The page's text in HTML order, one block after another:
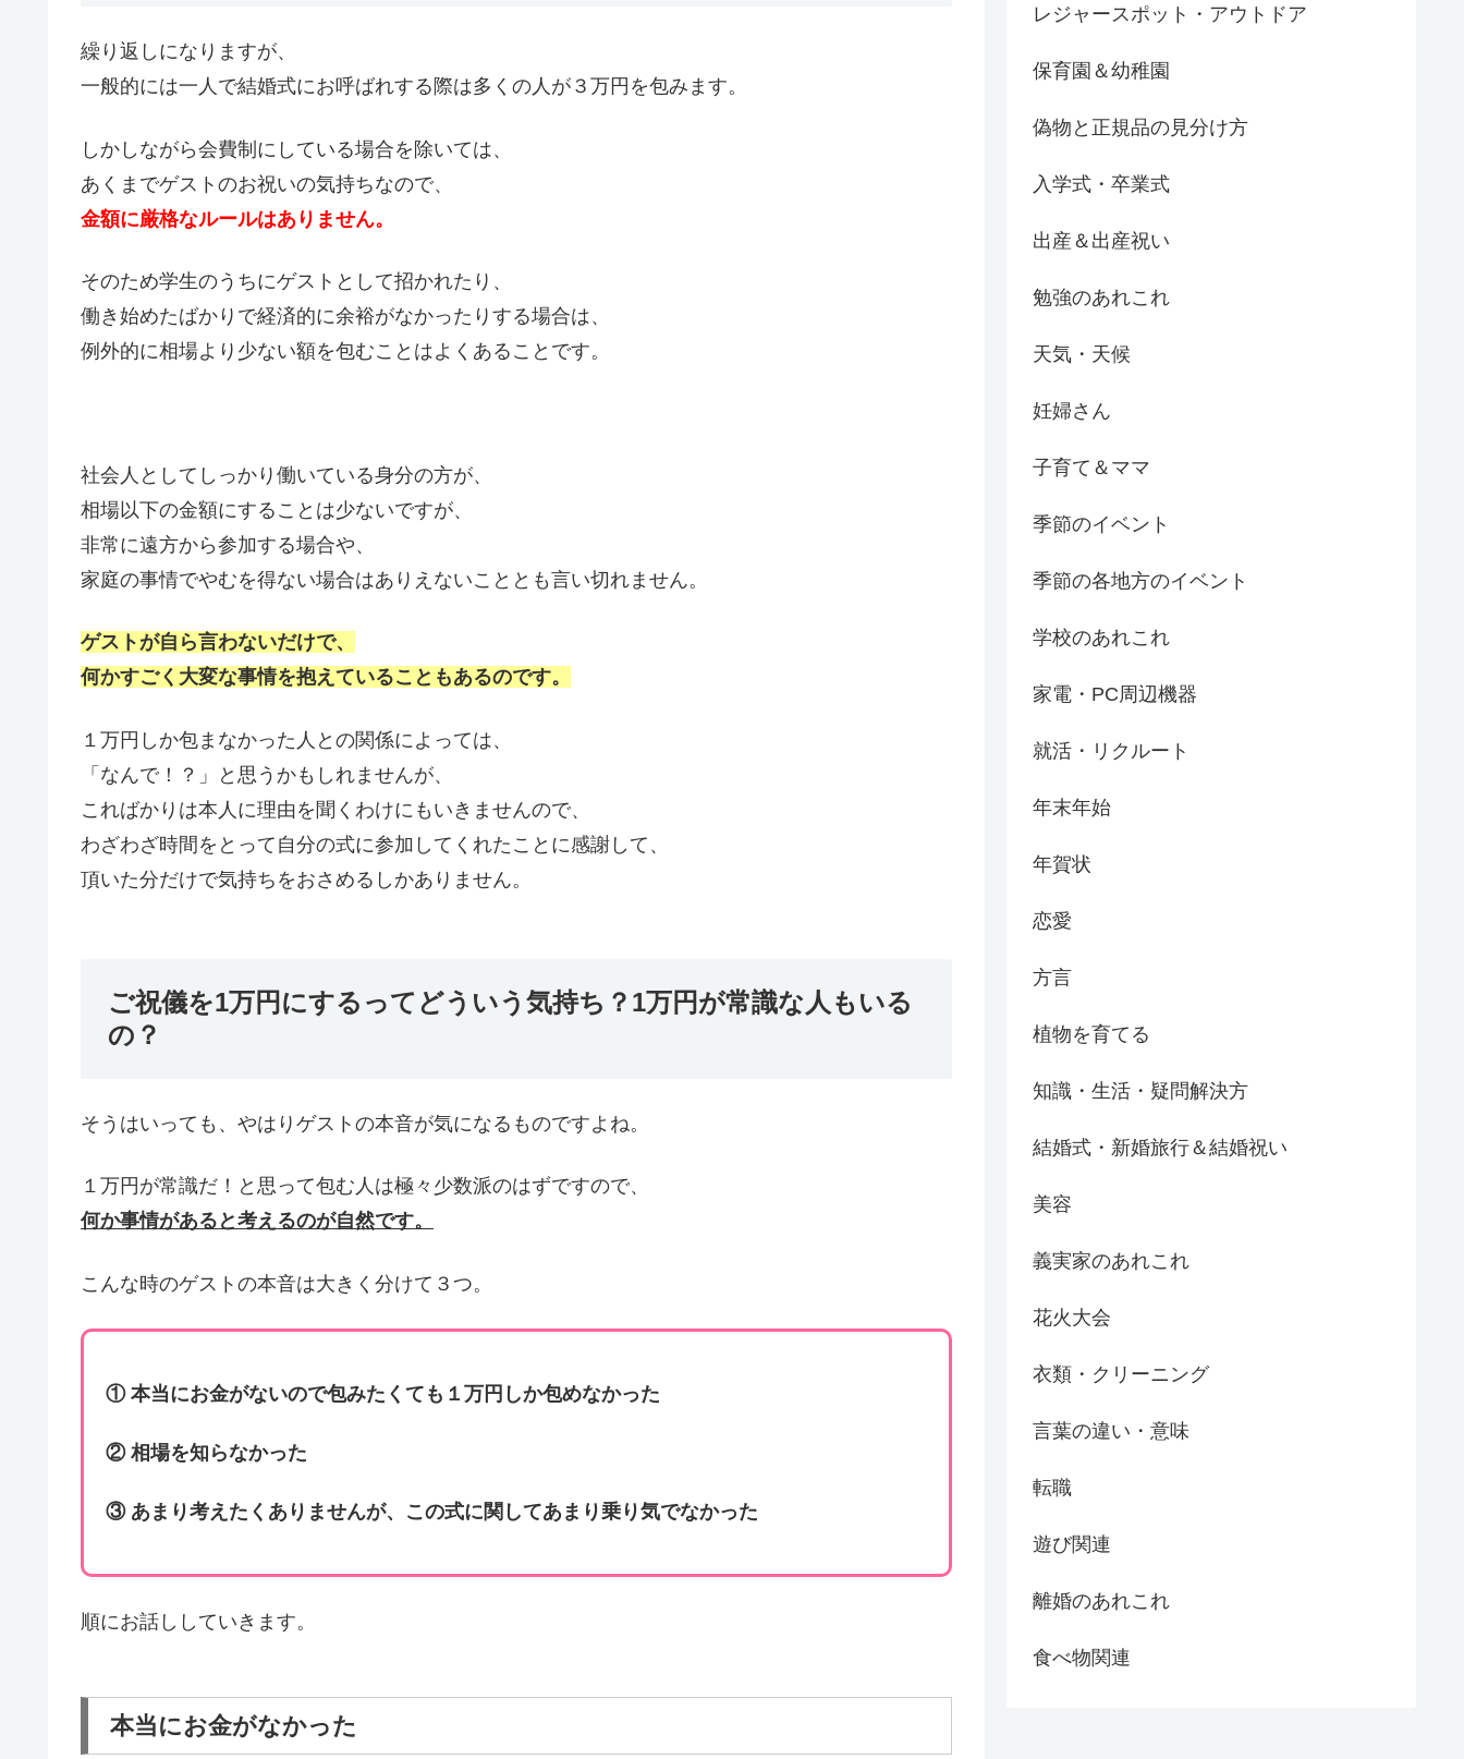
繰り返しになりますが、
一般的には一人で結婚式にお呼ばれする際は多くの人が３万円を包みます。
しかしながら会費制にしている場合を除いては、
あくまでゲストのお祝いの気持ちなので、
金額に厳格なルールはありません。
そのため学生のうちにゲストとして招かれたり、
働き始めたばかりで経済的に余裕がなかったりする場合は、
例外的に相場より少ない額を包むことはよくあることです。
社会人としてしっかり働いている身分の方が、
相場以下の金額にすることは少ないですが、
非常に遠方から参加する場合や、
家庭の事情でやむを得ない場合はありえないこととも言い切れません。
ゲストが自ら言わないだけで、
何かすごく大変な事情を抱えていることもあるのです。
１万円しか包まなかった人との関係によっては、
「なんで！？」と思うかもしれませんが、
こればかりは本人に理由を聞くわけにもいきませんので、
わざわざ時間をとって自分の式に参加してくれたことに感謝して、
頂いた分だけで気持ちをおさめるしかありません。
ご祝儀を1万円にするってどういう気持ち？1万円が常識な人もいる
の？
そうはいっても、やはりゲストの本音が気になるものですよね。
１万円が常識だ！と思って包む人は極々少数派のはずですので、
何か事情があると考えるのが自然です。
こんな時のゲストの本音は大きく分けて３つ。
① 本当にお金がないので包みたくても１万円しか包めなかった
② 相場を知らなかった
③ あまり考えたくありませんが、この式に関してあまり乗り気でなかった
順にお話ししていきます。
本当にお金がなかった
レジャースポット・アウトドア
保育園＆幼稚園
偽物と正規品の見分け方
入学式・卒業式
出産＆出産祝い
勉強のあれこれ
天気・天候
妊婦さん
子育て＆ママ
季節のイベント
季節の各地方のイベント
学校のあれこれ
家電・PC周辺機器
就活・リクルート
年末年始
年賀状
恋愛
方言
植物を育てる
知識・生活・疑問解決方
結婚式・新婚旅行＆結婚祝い
美容
義実家のあれこれ
花火大会
衣類・クリーニング
言葉の違い・意味
転職
遊び関連
離婚のあれこれ
食べ物関連